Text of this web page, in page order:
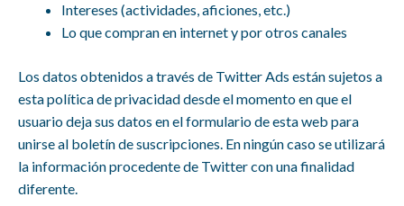
Intereses (actividades, aficiones, etc.)
Lo que compran en internet y por otros canales
Los datos obtenidos a través de Twitter Ads están sujetos a
esta política de privacidad desde el momento en que el
usuario deja sus datos en el formulario de esta web para
unirse al boletín de suscripciones. En ningún caso se utilizará
la información procedente de Twitter con una finalidad
diferente.